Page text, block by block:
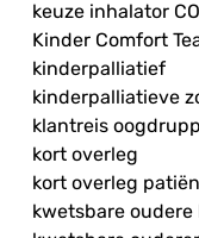
keuze inhalator
Kinder Comfort
kinderpalliatief
kinderpalliatieve
klantreis
kort overleg
kort overleg
kwetsbare